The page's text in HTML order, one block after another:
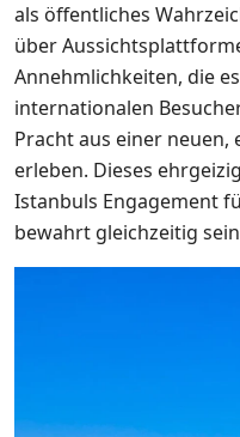
als öffentliches
über
Annehmlichkeiten, die
internationalen
Pracht aus einer
erleben. Dieses
Istanbuls Engagement
bewahrt gleichzeitig